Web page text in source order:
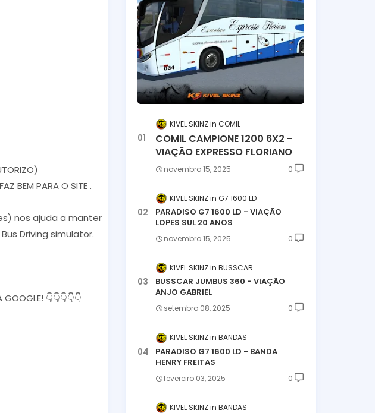
BEM PARA O SITE .
nos ajuda a manter
Driving simulator.
👇👇👇👇👇
KIVEL SKINZ COMIL
COMIL CAMPIONE 1200 6X2 -
VIAÇÃO EXPRESSO FLORIANO
novembro 15, 2025 0
KIVEL SKINZ G7 1600 LD
PARADISO G7 1600 LD - VIAÇÃO
LOPES SUL 20 ANOS
novembro 15, 2025 0
KIVEL SKINZ BUSSCAR
BUSSCAR JUMBUS 360 - VIAÇÃO
ANJO GABRIEL
setembro 08, 2025 0
KIVEL SKINZ BANDAS
PARADISO G7 1600 LD - BANDA
HENRY FREITAS
fevereiro 03, 2025 0
KIVEL SKINZ BANDAS